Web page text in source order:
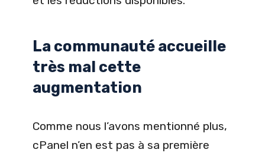
La communauté accueille
très mal cette
augmentation
Comme nous l’avons mentionné plus,
cPanel n’en est pas à sa première